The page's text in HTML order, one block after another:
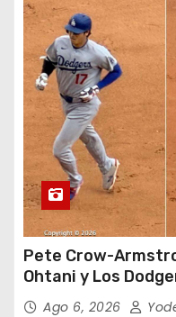
Pete Crow-
Ohtani y Los
Ago 6, 2026